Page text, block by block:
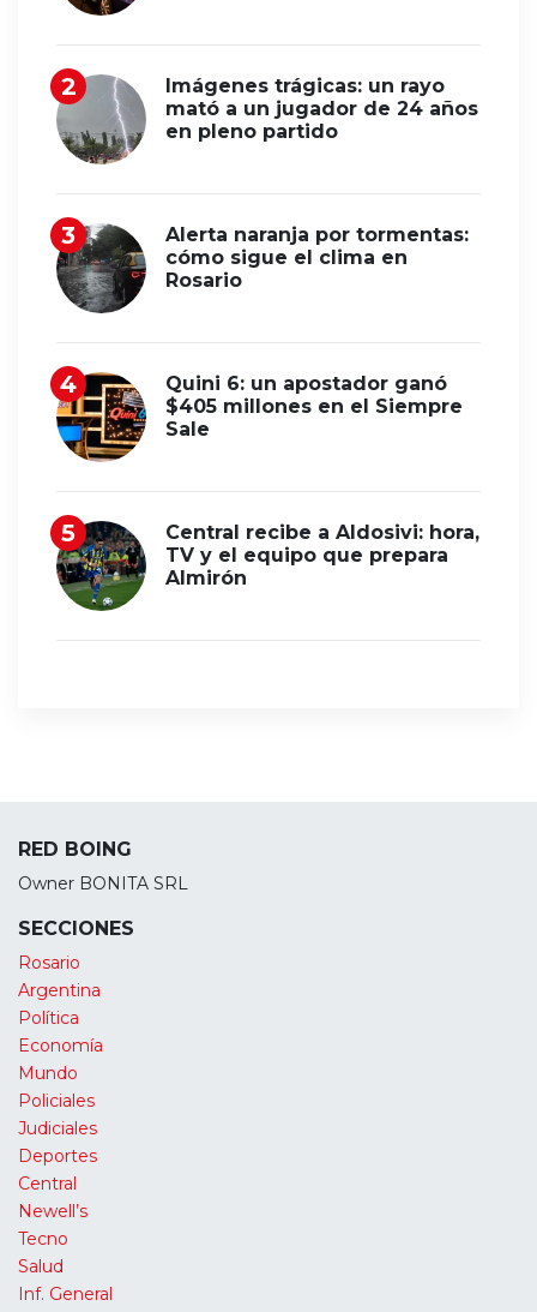
Imágenes trágicas: un rayo
mató a un jugador de 24 años
en pleno partido
Alerta naranja por tormentas:
cómo sigue el clima en
Rosario
Quini 6: un apostador ganó
$405 millones en el Siempre
Sale
Central recibe a Aldosivi: hora,
TV y el equipo que prepara
Almirón
RED BOING
Owner BONITA SRL
SECCIONES
Rosario
Argentina
Política
Economía
Mundo
Policiales
Judiciales
Deportes
Central
Newell’s
Tecno
Salud
Inf. General